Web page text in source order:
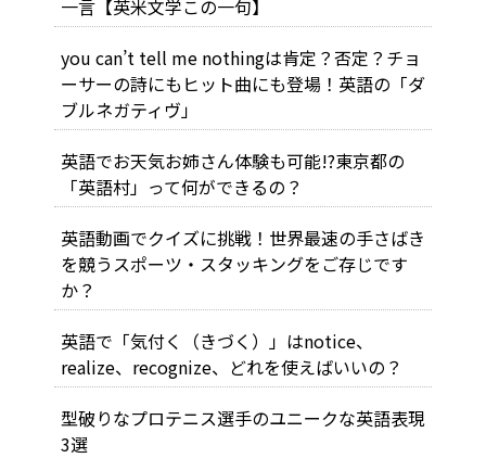
一言【英米文学この一句】
you can’t tell me nothingは肯定？否定？チョ
ーサーの詩にもヒット曲にも登場！英語の「ダ
ブルネガティヴ」
英語でお天気お姉さん体験も可能!?東京都の
「英語村」って何ができるの？
英語動画でクイズに挑戦！世界最速の手さばき
を競うスポーツ・スタッキングをご存じです
か？
英語で「気付く（きづく）」はnotice、
realize、recognize、どれを使えばいいの？
型破りなプロテニス選手のユニークな英語表現
3選